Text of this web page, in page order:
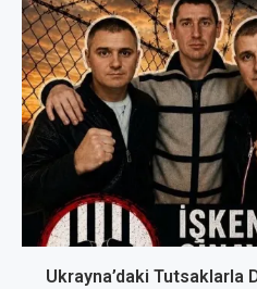
Ukrayna’daki Tutsaklarla